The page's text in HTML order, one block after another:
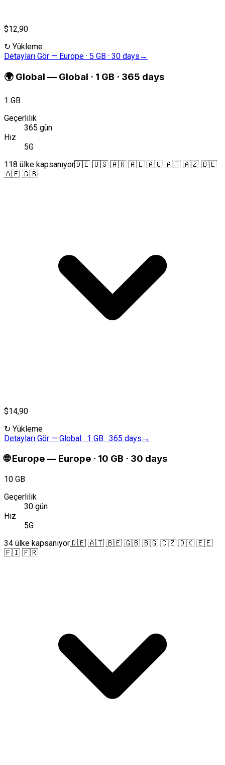
$12,90
↻ Yükleme
Detayları Gör — Europe · 5 GB · 30 days →
🌍 Global — Global · 1 GB · 365 days
1 GB
Geçerlilik
365 gün
Hız
5G
118 ülke kapsanıyor🇩🇪 🇺🇸 🇦🇷 🇦🇱 🇦🇺 🇦🇹 🇦🇿 🇧🇪
🇦🇪 🇬🇧
$14,90
↻ Yükleme
Detayları Gör — Global · 1 GB · 365 days →
🌐 Europe— Europe · 10 GB · 30 days
10 GB
Geçerlilik
30 gün
Hız
5G
34 ülke kapsanıyor🇩🇪 🇦🇹 🇧🇪 🇬🇧 🇧🇬 🇨🇿 🇩🇰 🇪🇪
🇫🇮 🇫🇷